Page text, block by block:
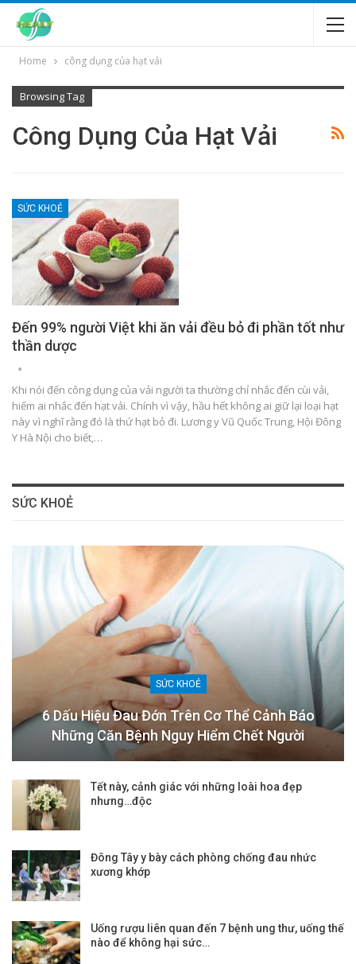
Home công dụng của hạt vải
Browsing Tag
Công Dụng Của Hạt Vải
SỨC KHOẺ
Đến 99% người Việt khi ăn vải đều bỏ đi phần tốt như
thần dược
Khi nói đến công dụng của vải người ta thường chỉ nhắc đến cùi vải,
hiếm ai nhắc đến hạt vải. Chính vì vậy, hầu hết không ai giữ lại loại hạt
này vì nghĩ rằng đó là thứ hạt bỏ đi. Lương y Vũ Quốc Trung, Hội Đông
Y Hà Nội cho biết,…
SỨC KHOẺ
SỨC KHOẺ
6 Dấu Hiệu Đau Đớn Trên Cơ Thể Cảnh Báo
Những Căn Bệnh Nguy Hiểm Chết Người
Tết này, cảnh giác với những loài hoa đẹp
nhưng…độc
Đông Tây y bày cách phòng chống đau nhức
xương khớp
Uống rượu liên quan đến 7 bệnh ung thư, uống thế
nào để không hại sức…